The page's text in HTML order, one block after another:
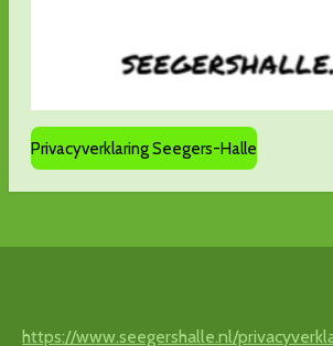
Privacyverklaring Seegers-Halle
https://www.seegershalle.nl/